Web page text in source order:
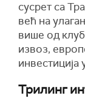
сусрет са
већ на
више од
извоз,
Трилинг